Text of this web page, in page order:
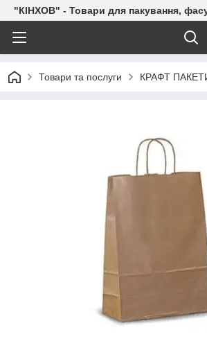
"КІНХОВ" - Товари для пакування,
Товари та послуги КРАФТ